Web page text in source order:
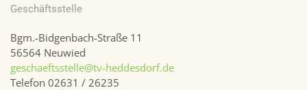
Geschäftsstelle
Bgm.-Bidgenbach-Straße 11
56564 Neuwied
geschaeftsstelle@tv-heddesdorf.de
Telefon 02631 / 26235